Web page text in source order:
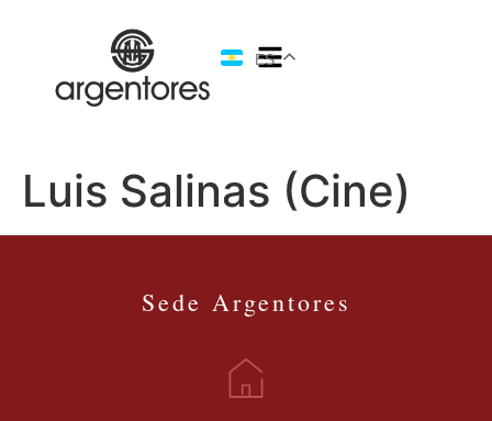
ES
Luis Salinas (Cine)
Sede Argentores